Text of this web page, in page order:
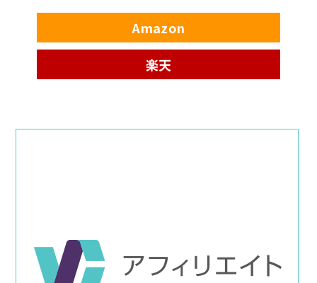
Amazon
楽天